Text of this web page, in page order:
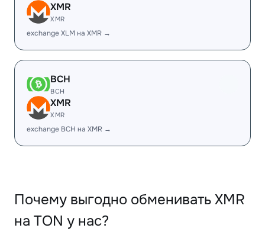
XMR
XMR
exchange XLM на XMR →
BCH
BCH
XMR
XMR
exchange BCH на XMR →
Почему выгодно обменивать XMR
на TON у нас?